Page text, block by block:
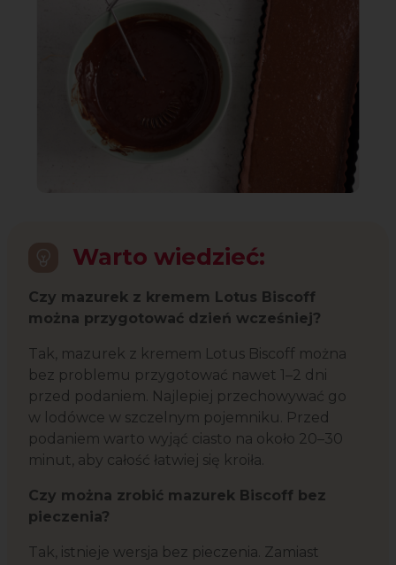
Warto wiedzieć:
Czy mazurek z kremem Lotus Biscoff
można przygotować dzień wcześniej?
Tak, mazurek z kremem Lotus Biscoff można
bez problemu przygotować nawet 1–2 dni
przed podaniem. Najlepiej przechowywać go
w lodówce w szczelnym pojemniku. Przed
podaniem warto wyjąć ciasto na około 20–30
minut, aby całość łatwiej się kroiła.
Czy można zrobić mazurek Biscoff bez
pieczenia?
Tak, istnieje wersja bez pieczenia. Zamiast